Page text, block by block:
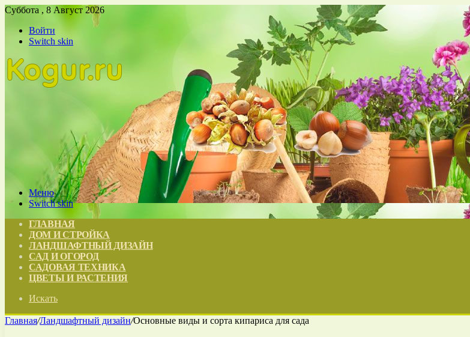
Суббота , 8 Август 2026
Войти
Switch skin
Меню
Switch skin
ГЛАВНАЯ
ДОМ И СТРОЙКА
ЛАНДШАФТНЫЙ ДИЗАЙН
САД И ОГОРОД
САДОВАЯ ТЕХНИКА
ЦВЕТЫ И РАСТЕНИЯ
Искать
Главная/Ландшафтный дизайн/Основные виды и сорта кипариса для сада